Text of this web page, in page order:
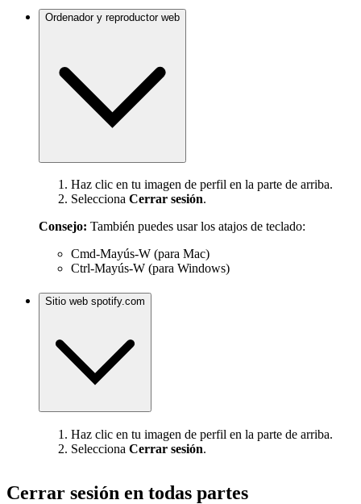
Ordenador y reproductor web
Haz clic en tu imagen de perfil en la parte de arriba.
Selecciona Cerrar sesión.
Consejo: También puedes usar los atajos de teclado:
Cmd-Mayús-W (para Mac)
Ctrl-Mayús-W (para Windows)
Sitio web spotify.com
Haz clic en tu imagen de perfil en la parte de arriba.
Selecciona Cerrar sesión.
Cerrar sesión en todas partes